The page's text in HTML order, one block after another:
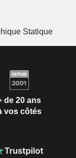
Statique
de 20 ans
vos côtés